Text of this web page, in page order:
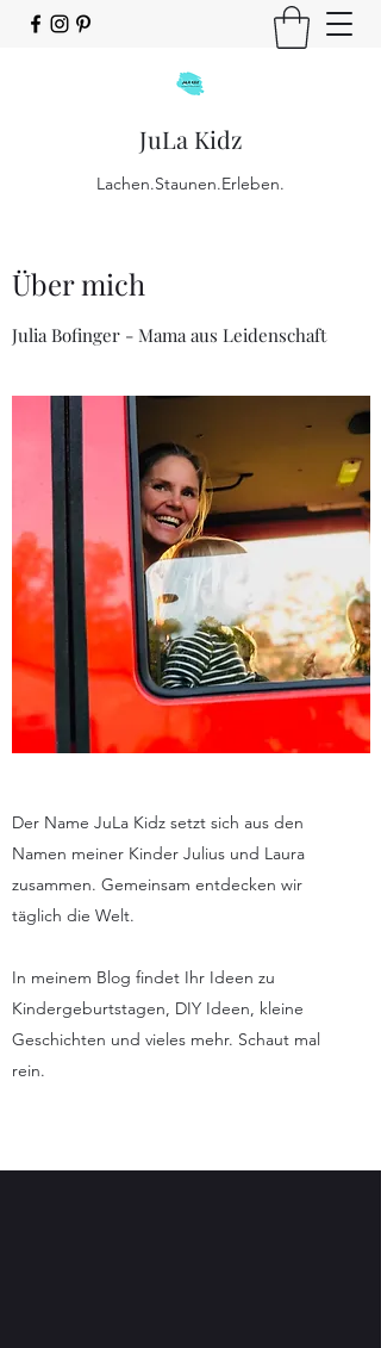
JuLa Kidz
Lachen.Staunen.Erleben.
Über mich
Julia Bofinger - Mama aus Leidenschaft
Der Name JuLa Kidz setzt sich aus den
Namen meiner Kinder Julius und Laura
zusammen. Gemeinsam entdecken wir
täglich die Welt.
In meinem Blog findet Ihr Ideen zu
Kindergeburtstagen, DIY Ideen, kleine
Geschichten und vieles mehr. Schaut mal
rein.